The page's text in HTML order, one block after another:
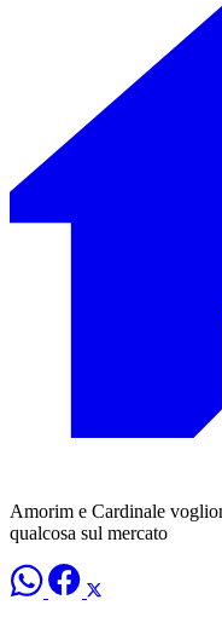
Amorim e Cardinale
qualcosa sul mercato